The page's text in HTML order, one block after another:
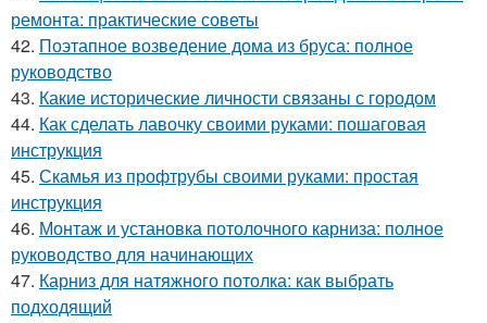
ремонта: практические советы
42. Поэтапное возведение дома из бруса: полное
руководство
43. Какие исторические личности связаны с городом
44. Как сделать лавочку своими руками: пошаговая
инструкция
45. Скамья из профтрубы своими руками: простая
инструкция
46. Монтаж и установка потолочного карниза: полное
руководство для начинающих
47. Карниз для натяжного потолка: как выбрать
подходящий